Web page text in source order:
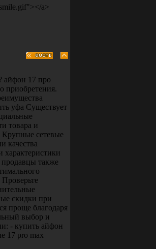
a>
айфон 17 про
приобретения.
уфа Существует
товара и
Крупные сетевые
качества
также
скидки при
проще благодаря
выбор и
- купить айфон
17 pro max